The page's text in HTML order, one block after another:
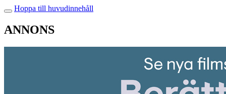
Hoppa till huvudinnehåll
ANNONS